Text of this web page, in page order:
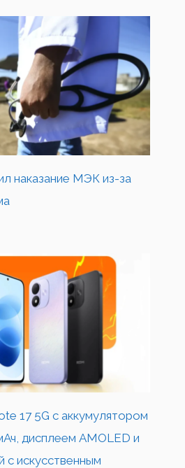
наказание МЭК из-за
17 5G с аккумулятором
дисплеем AMOLED и
с искусственным